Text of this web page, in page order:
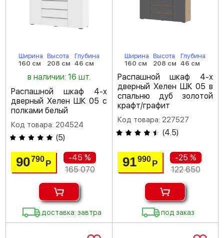
Ширина
160 см
Высота
208 см
Глубина
46 см
в наличии: 16 шт.
Распашной шкаф 4-х
дверный Хелен ШК 05 с
полками белый
Код товара: 204524
(5)
90790Р
-45 %
165 070
доставка: завтра
Ширина
160 см
Высота
208 см
Глубина
46 см
Распашной шкаф 4-х
дверный Хелен ШК 05 в
спальню дуб золотой
крафт/графит
Код товара: 227527
(4.5)
91990 Р
-25 %
122 650
под заказ